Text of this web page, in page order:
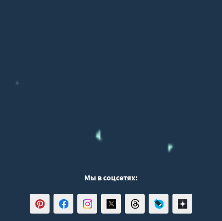
Мы в соцсетях: